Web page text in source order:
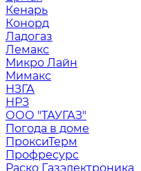
Кенарь
Конорд
Ладогаз
Лемакс
Микро Лайн
Мимакс
НЗГА
НРЗ
ООО "ТАУГАЗ"
Погода в доме
ПроксиТерм
Профресурс
Раско Газэлектроника